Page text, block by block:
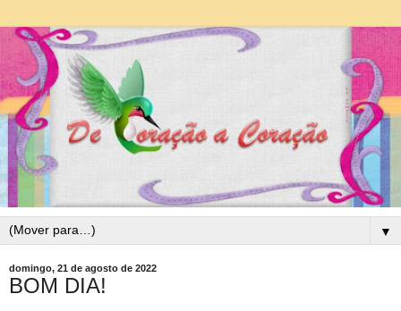
▼
domingo, 21 de agosto de 2022
BOM DIA!